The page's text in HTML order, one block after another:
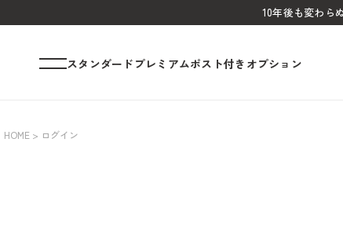
10年後も変わら
スタンダード プレミアムポスト付き オプション
HOME ログイン